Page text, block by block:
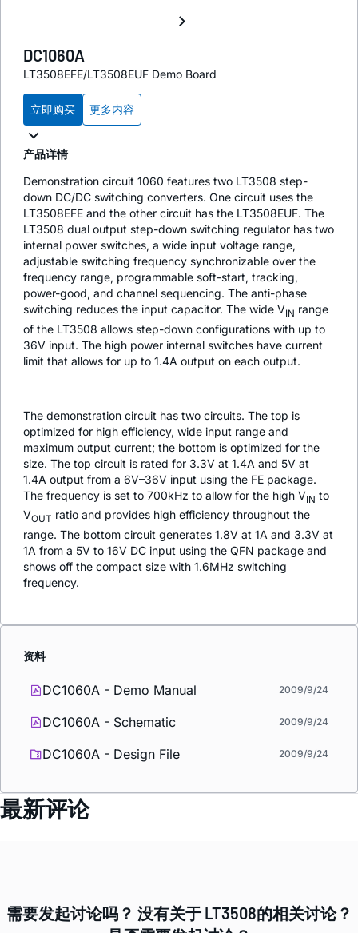
DC1060A
LT3508EFE/LT3508EUF Demo Board
立即购买 更多内容
产品详情
Demonstration circuit 1060 features two LT3508 step-
down DC/DC switching converters. One circuit uses the
LT3508EFE and the other circuit has the LT3508EUF. The
LT3508 dual output step-down switching regulator has two
internal power switches, a wide input voltage range,
adjustable switching frequency synchronizable over the
frequency range, programmable soft-start, tracking,
power-good, and channel sequencing. The anti-phase
switching reduces the input capacitor. The wide VIN range
of the LT3508 allows step-down configurations with up to
36V input. The high power internal switches have current
limit that allows for up to 1.4A output on each output.
The demonstration circuit has two circuits. The top is
optimized for high efficiency, wide input range and
maximum output current; the bottom is optimized for the
size. The top circuit is rated for 3.3V at 1.4A and 5V at
1.4A output from a 6V–36V input using the FE package.
The frequency is set to 700kHz to allow for the high VIN to
VOUT ratio and provides high efficiency throughout the
range. The bottom circuit generates 1.8V at 1A and 3.3V at
1A from a 5V to 16V DC input using the QFN package and
shows off the compact size with 1.6MHz switching
frequency.
资料
DC1060A - Demo Manual 2009/9/24
DC1060A - Schematic 2009/9/24
DC1060A - Design File 2009/9/24
最新评论
需要发起讨论吗？ 没有关于 LT3508的相关讨论？